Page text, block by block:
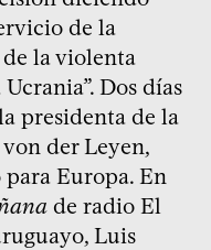
de la
la violenta
Dos días
presidenta de la
der Leyen,
Europa. En
de radio El
Luis